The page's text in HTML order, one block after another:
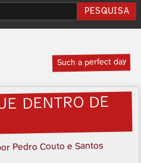
PESQUISA
Such a perfect day
DENTRO DE
Pedro Couto e Santos